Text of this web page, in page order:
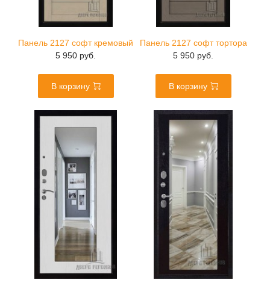
Панель 2127 софт кремовый
5 950 руб.
В корзину
Панель 2127 софт тортора
5 950 руб.
В корзину